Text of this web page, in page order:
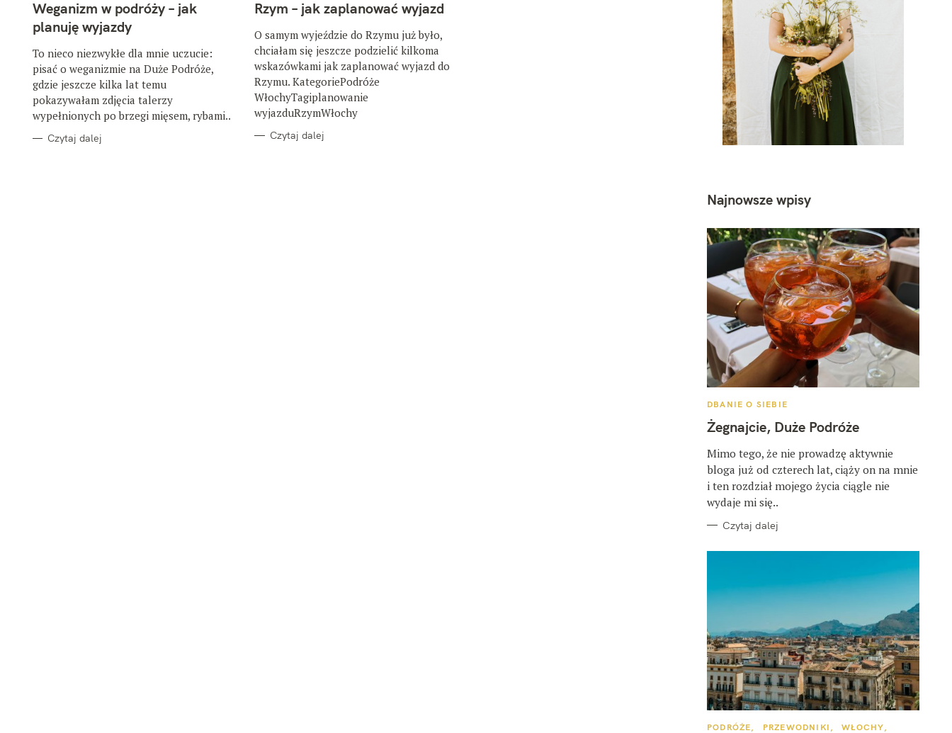
T
E
O
I
E
Weganizm w podróży – jak
planuję wyjazdy
To nieco niezwykłe dla mnie uczucie:
pisać o weganizmie na Duże Podróże,
gdzie jeszcze kilka lat temu
pokazywałam zdjęcia talerzy
wypełnionych po brzegi mięsem, rybami..
Czytaj dalej
T
E
O
R
I
Rzym – jak zaplanować wyjazd
O samym wyjeździe do Rzymu już było,
chciałam się jeszcze podzielić kilkoma
wskazówkami jak zaplanować wyjazd do
Rzymu. KategoriePodróże
WłochyTagiplanowanie
wyjazduRzymWłochy
Czytaj dalej
Najnowsze wpisy
K
T
E
O
R
I
E
DBANIE O SIEBIE
Żegnajcie, Duże Podróże
Mimo tego, że nie prowadzę aktywnie
bloga już od czterech lat, ciąży on na mnie
i ten rozdział mojego życia ciągle nie
wydaje mi się..
Czytaj dalej
K
PODRÓŻE PRZEWODNIKI
WŁOCHY